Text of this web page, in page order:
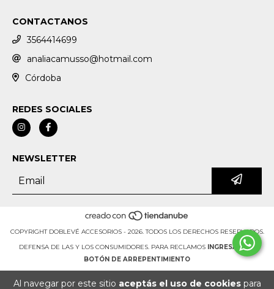
Al navegar por este sitio aceptás el uso de cookiespara
CONTACTANOS
3564414699
analiacamusso@hotmail.com
Córdoba
REDES SOCIALES
NEWSLETTER
COPYRIGHT DOBLEVÉ ACCESORIOS - 2026. TODOS LOS DERECHOS RESERVADOS.
DEFENSA DE LAS Y LOS CONSUMIDORES. PARA RECLAMOS
INGRESÁ ACÁ.
BOTÓN DE ARREPENTIMIENTO